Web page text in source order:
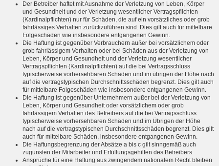
Der Betreiber haftet mit Ausnahme der Verletzung von Leben, Körper
und Gesundheit und der Verletzung wesentlicher Vertragspflichten
(Kardinalpflichten) nur für Schäden, die auf ein vorsätzliches oder grob
fahrlässiges Verhalten zurückzuführen sind. Dies gilt auch für mittelbare
Folgeschäden wie insbesondere entgangenen Gewinn.
Die Haftung ist gegenüber Verbrauchern außer bei vorsätzlichem oder
grob fahrlässigem Verhalten oder bei Schäden aus der Verletzung von
Leben, Körper und Gesundheit und der Verletzung wesentlicher
Vertragspflichten (Kardinalpflichten) auf die bei Vertragsschluss
typischerweise vorhersehbaren Schäden und im übrigen der Höhe nach
auf die vertragstypischen Durchschnittsschäden begrenzt. Dies gilt auch
für mittelbare Folgeschäden wie insbesondere entgangenen Gewinn.
Die Haftung ist gegenüber Unternehmern außer bei der Verletzung von
Leben, Körper und Gesundheit oder vorsätzlichem oder grob
fahrlässigem Verhalten des Betreibers auf die bei Vertragsschluss
typischerweise vorhersehbaren Schäden und im Übrigen der Höhe
nach auf die vertragstypischen Durchschnittsschäden begrenzt. Dies gilt
auch für mittelbare Schäden, insbesondere entgangenen Gewinn.
Die Haftungsbegrenzung der Absätze a bis c gilt sinngemäß auch
zugunsten der Mitarbeiter und Erfüllungsgehilfen des Betreibers.
Ansprüche für eine Haftung aus zwingendem nationalem Recht bleiben